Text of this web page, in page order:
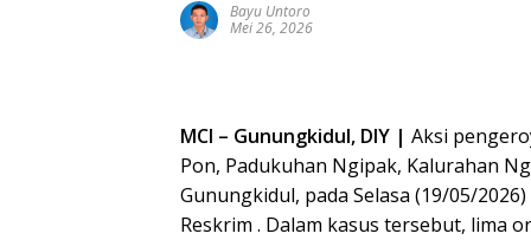
Bayu Untoro
Mei 26, 2026
MCI – Gunungkidul, DIY | Aksi
Pon, Padukuhan Ngipak, Kalurahan
Gunungkidul, pada Selasa (19/05/
Reskrim . Dalam kasus tersebut, lima